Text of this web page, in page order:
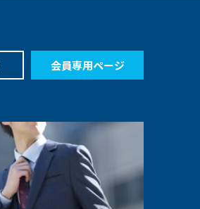
会員専用ページ